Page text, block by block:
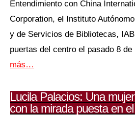
Entendimiento con China
Corporation, el Instituto
y de Servicios de Bibliotecas,
puertas del centro el pasado 8 de
más…
Lucila Palacios: Una
con la mirada puesta en